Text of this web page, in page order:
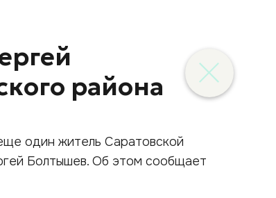
района
один житель Саратовской
Болтышев. Об этом сообщает